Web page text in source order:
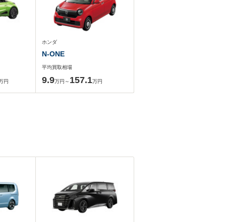
円
ホンダ
N-ONE
平均買取相場
9.9万円～ 157.1万円